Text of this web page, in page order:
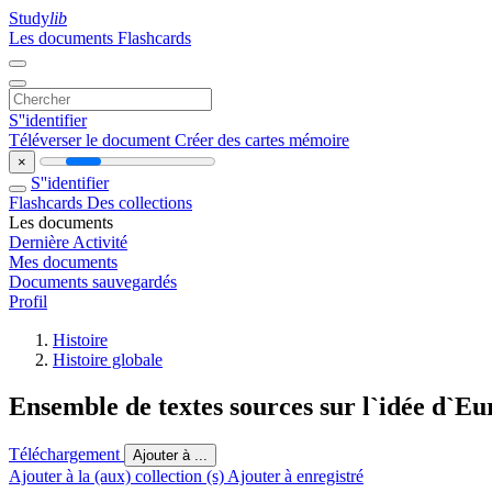
Studylib
Les documents Flashcards
S''identifier
Téléverser le document Créer des cartes mémoire
×
S''identifier
Flashcards Des collections
Les documents
Dernière Activité
Mes documents
Documents sauvegardés
Profil
Histoire
Histoire globale
Ensemble de textes sources sur l`idée
Téléchargement Ajouter à ...
Ajouter à la (aux) collection (s) Ajouter à enregistré